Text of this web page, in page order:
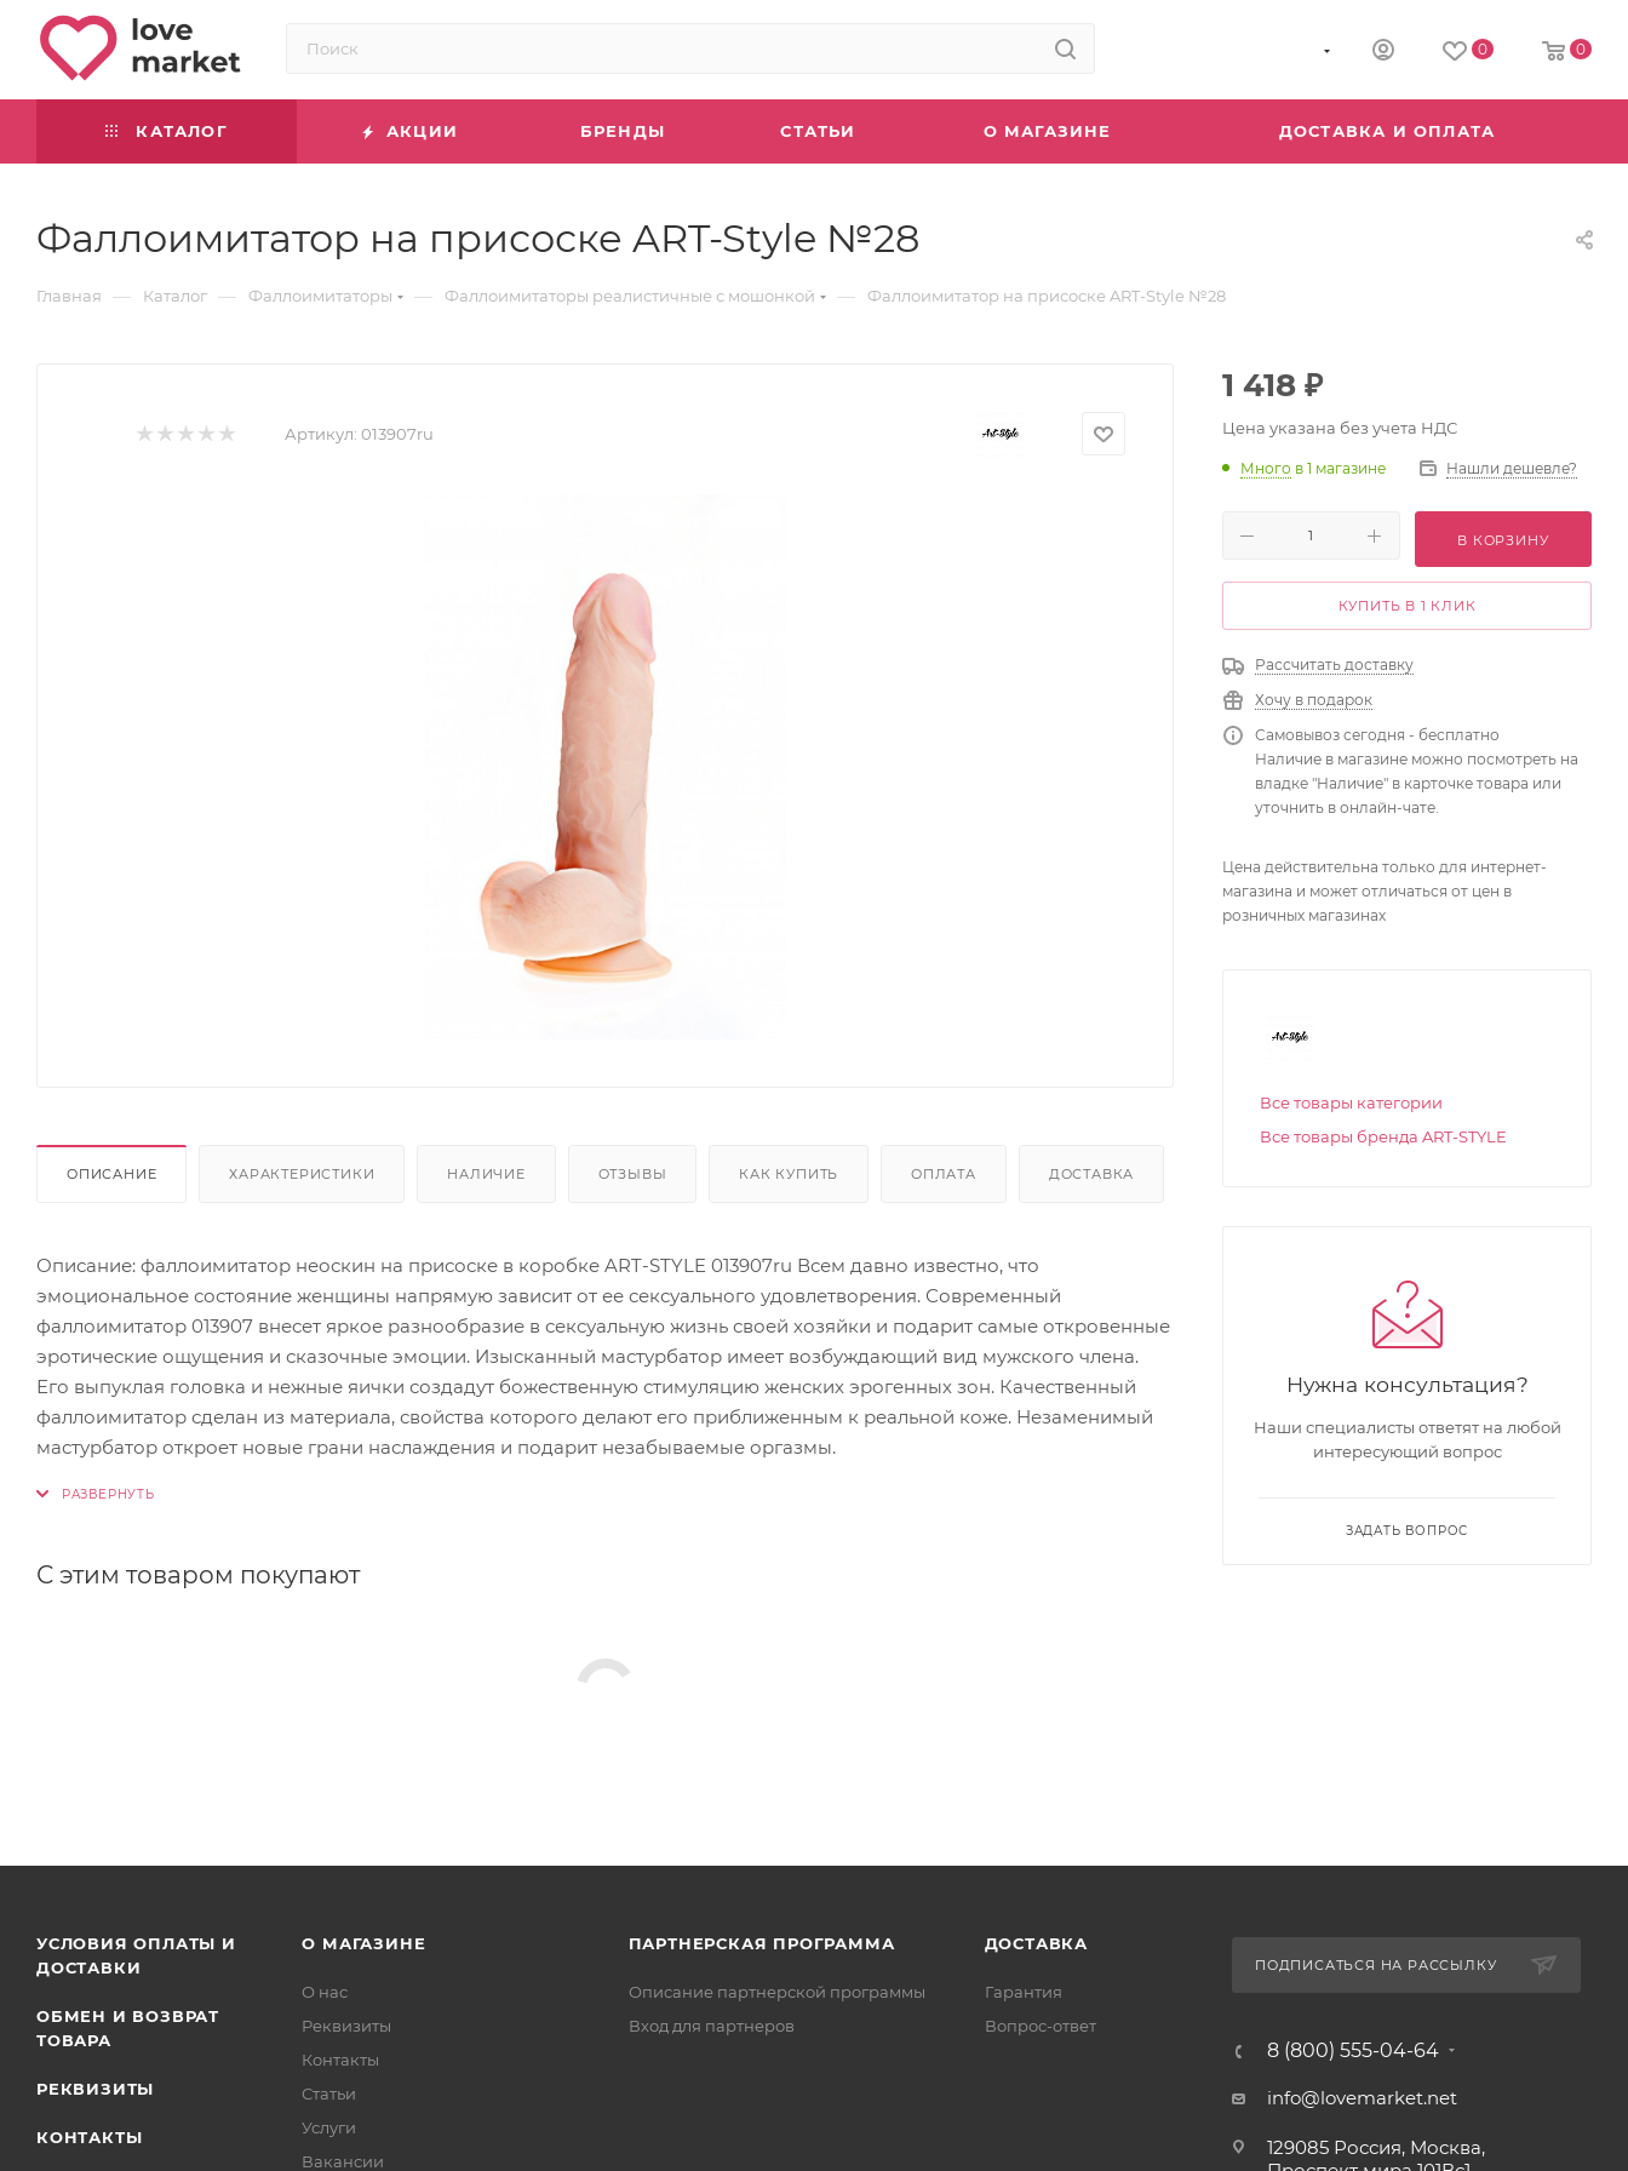
0 0
КАТАЛОГ АКЦИИ БРЕНДЫ СТАТЬИ О МАГАЗИНЕ ДОСТАВКА И ОПЛАТА
Фаллоимитатор на присоске ART-Style №28
Главная — Каталог — Фаллоимитаторы — Фаллоимитаторы реалистичные с мошонкой — Фаллоимитатор на присоске ART-Style №28
Артикул: 013907ru
ОПИСАНИЕ ХАРАКТЕРИСТИКИ НАЛИЧИЕ ОТЗЫВЫ КАК КУПИТЬ ОПЛАТА ДОСТАВКА
Описание: фаллоимитатор неоскин на присоске в коробке ART-STYLE 013907ru Всем давно известно, что
эмоциональное состояние женщины напрямую зависит от ее сексуального удовлетворения. Современный
фаллоимитатор 013907 внесет яркое разнообразие в сексуальную жизнь своей хозяйки и подарит самые откровенные
эротические ощущения и сказочные эмоции. Изысканный мастурбатор имеет возбуждающий вид мужского члена.
Его выпуклая головка и нежные яички создадут божественную стимуляцию женских эрогенных зон. Качественный
фаллоимитатор сделан из материала, свойства которого делают его приближенным к реальной коже. Незаменимый
мастурбатор откроет новые грани наслаждения и подарит незабываемые оргазмы.
С этим товаром покупают
1 418 ₽
Цена указана без учета НДС
Много в 1 магазине Нашли дешевле?
В КОРЗИНУ
КУПИТЬ В 1 КЛИК
Рассчитать доставку
Хочу в подарок
Самовывоз сегодня - бесплатно
Наличие в магазине можно посмотреть на
владке "Наличие" в карточке товара или
уточнить в онлайн-чате.
Цена действительна только для интернет-
магазина и может отличаться от цен в
розничных магазинах
Все товары категории
Все товары бренда ART-STYLE
Нужна консультация?
Наши специалисты ответят на любой
интересующий вопрос
ЗАДАТЬ ВОПРОС
УСЛОВИЯ ОПЛАТЫ И
ДОСТАВКИ
ОБМЕН И ВОЗВРАТ
ТОВАРА
РЕКВИЗИТЫ
КОНТАКТЫ
О МАГАЗИНЕ
О нас
Реквизиты
Контакты
Статьи
Услуги
Вакансии
ПАРТНЕРСКАЯ ПРОГРАММА
Описание партнерской программы
Вход для партнеров
ДОСТАВКА
Гарантия
Вопрос-ответ
ПОДПИСАТЬСЯ НА РАССЫЛКУ
8 (800) 555-04-64
info@lovemarket.net
129085 Россия, Москва,